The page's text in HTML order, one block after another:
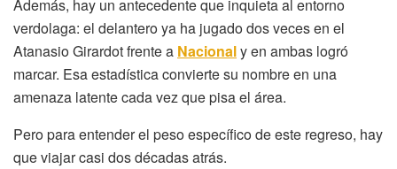
Además, hay un antecedente que inquieta al entorno
verdolaga: el delantero ya ha jugado dos veces en el
Atanasio Girardot frente a Nacionaly en ambas logró
marcar. Esa estadística convierte su nombre en una
amenaza latente cada vez que pisa el área.
Pero para entender el peso específico de este regreso, hay
que viajar casi dos décadas atrás.